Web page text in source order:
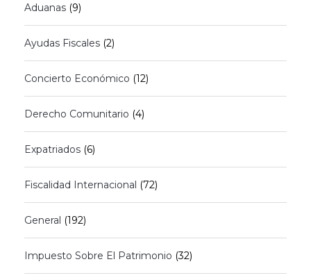
Aduanas (9)
Ayudas Fiscales (2)
Concierto Económico (12)
Derecho Comunitario (4)
Expatriados (6)
Fiscalidad Internacional (72)
General (192)
Impuesto Sobre El Patrimonio (32)